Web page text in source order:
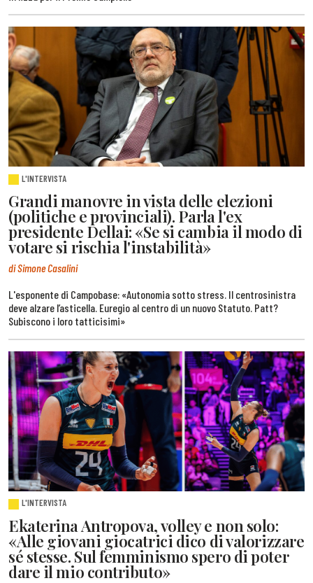
L'INTERVISTA
Grandi manovre in vista delle elezioni
(politiche e provinciali). Parla l'ex
presidente Dellai: «Se si cambia il modo di
votare si rischia l'instabilità»
di Simone Casalini
L'esponente di Campobase: «Autonomia sotto stress. Il centrosinistra
deve alzare l’asticella. Euregio al centro di un nuovo Statuto. Patt?
Subiscono i loro tatticisimi»
L'INTERVISTA
Ekaterina Antropova, volley e non solo:
«Alle giovani giocatrici dico di valorizzare
sé stesse. Sul femminismo spero di poter
dare il mio contributo»